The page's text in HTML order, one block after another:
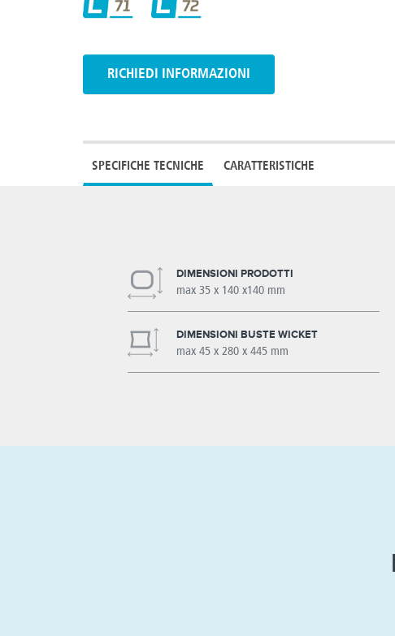
RICHIEDI INFORMAZIONI
SPECIFICHE TECNICHE CARATTERISTICHE
DIMENSIONI PRODOTTI
max 35 x 140 x140 mm
DIMENSIONI BUSTE WICKET
max 45 x 280 x 445 mm